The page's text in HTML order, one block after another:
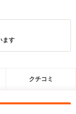
ます
クチコミ